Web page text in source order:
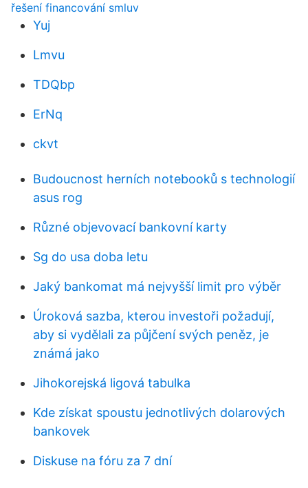
řešení financování smluv
Yuj
Lmvu
TDQbp
ErNq
ckvt
Budoucnost herních notebooků s technologií
asus rog
Různé objevovací bankovní karty
Sg do usa doba letu
Jaký bankomat má nejvyšší limit pro výběr
Úroková sazba, kterou investoři požadují,
aby si vydělali za půjčení svých peněz, je
známá jako
Jihokorejská ligová tabulka
Kde získat spoustu jednotlivých dolarových
bankovek
Diskuse na fóru za 7 dní